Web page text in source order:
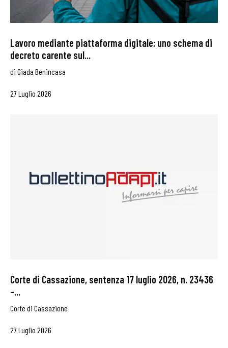
Lavoro mediante piattaforma digitale: uno schema di
decreto carente sul...
di Giada Benincasa
27 Luglio 2026
Corte di Cassazione, sentenza 17 luglio 2026, n. 23436
–...
Corte di Cassazione
27 Luglio 2026